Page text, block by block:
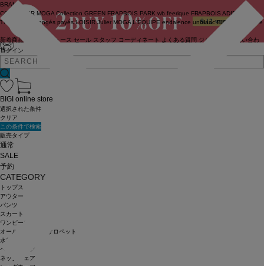
ログイン
BRAND
COUTURIER MOGA Collection GREEN FRAPBOIS PARK wb feerique FRAPBOIS ADIEU
TRISTESSE
congés payés LOISIR Julier MOGA L'EQUIPE endalence unbilanc BIGI online store
新着商品 ニュース セール スタッフ コーディネート よくある質問 ジャーナル
お問い合わ
せ
BIGI online store
選択された条件
クリア
この条件で検索
販売タイプ
通常
SALE
予約
CATEGORY
トップス
アウター
パンツ
スカート
ワンピース
オールインワン・サロペット
水着
ヘッドウェア
ネックウェア